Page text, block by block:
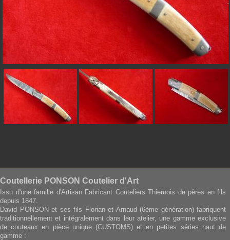
Coutellerie PONSON Coutelier d'Art
Issu d'une famille d'Artisan Fabricant Couteliers Thiernois de pères en fils
depuis 1847.
David PONSON et ses fils Florian et Arnaud (6ème génération) fabriquent
traditionnellement et intégralement dans leur atelier, une gamme exclusive
de couteaux en pièce unique (CUSTOMS) et en petites séries haut de
gamme :